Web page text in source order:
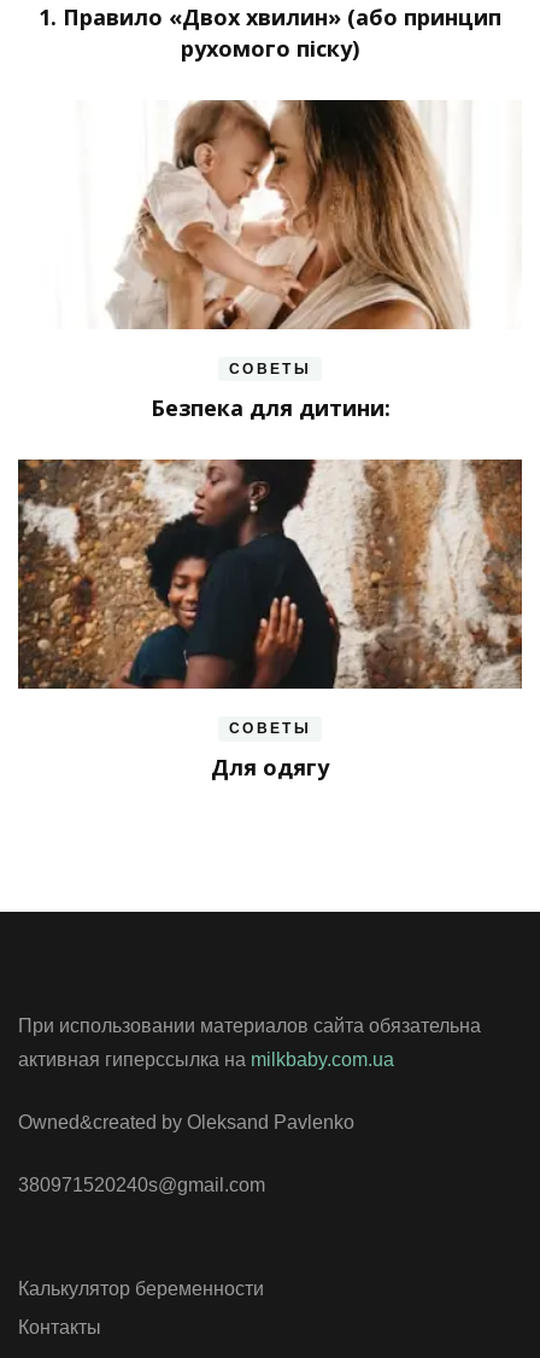
1. Правило «Двох хвилин» (або принцип
рухомого піску)
СОВЕТЫ
Безпека для дитини:
СОВЕТЫ
Для одягу
При использовании материалов сайта обязательна
активная гиперссылка на milkbaby.com.ua
Owned&created by Oleksand Pavlenko
380971520240s@gmail.com
Калькулятор беременности
Контакты